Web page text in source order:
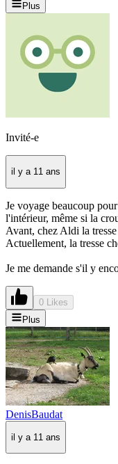
Plus
Invité-e
il y a 11 ans
Je voyage beaucoup
l'intérieur, même si la
Avant, chez Aldi la
Actuellement, la tresse
Je me demande s'il y
0 Likes
Plus
DenisBaudat
il y a 11 ans